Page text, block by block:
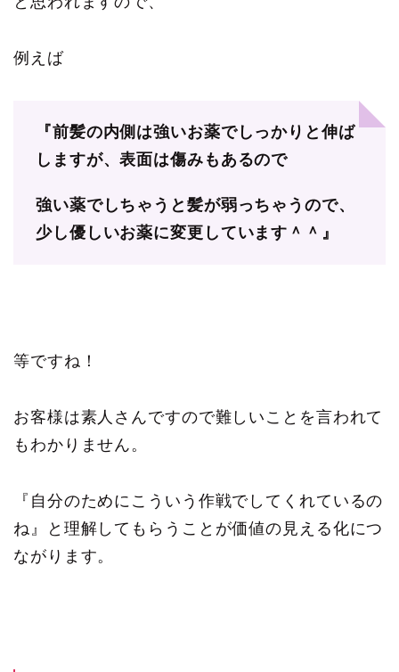
例えば
『前髪の内側は強いお薬でしっかりと伸ば
しますが、表面は傷みもあるので
強い薬でしちゃうと髪が弱っちゃうので、
少し優しいお薬に変更しています＾＾』
等ですね！
お客様は素人さんですので難しいことを言われて
もわかりません。
『自分のためにこういう作戦でしてくれているの
ね』と理解してもらうことが価値の見える化につ
ながります。